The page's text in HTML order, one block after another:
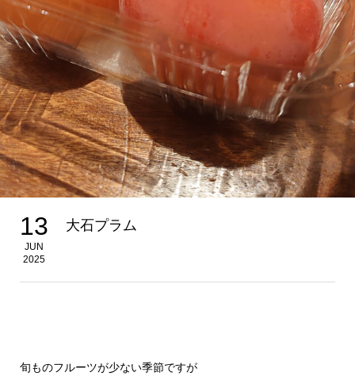
13
JUN
2025
大石プラム
旬ものフルーツが少ない季節ですが